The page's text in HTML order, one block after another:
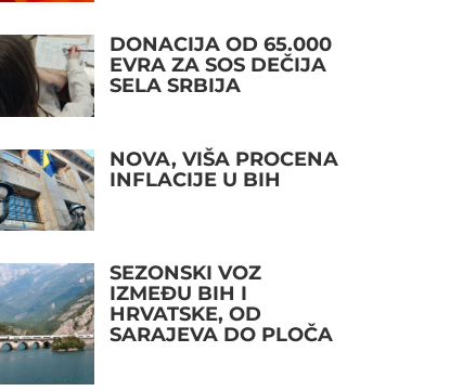
DONACIJA OD 65.000
EVRA ZA SOS DEČIJA
SELA SRBIJA
NOVA, VIŠA PROCENA
INFLACIJE U BIH
SEZONSKI VOZ
IZMEĐU BIH I
HRVATSKE, OD
SARAJEVA DO PLOČA